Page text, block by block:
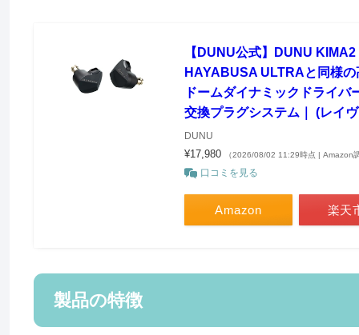
【DUNU公式】DUNU
HAYABUSA ULTRAと同様
ドームダイナミックドライ
交換プラグシステム｜ (レイ
DUNU
¥17,980 （2026/08/02 11:29時点 | Amazon
口コミを見る
Amazon 楽天
製品の特徴